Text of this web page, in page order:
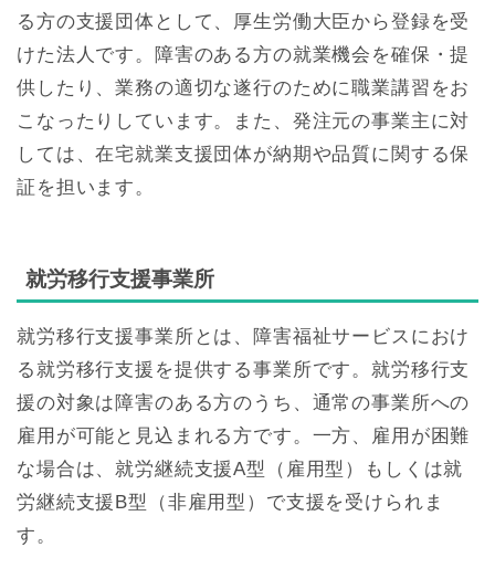
る方の支援団体として、厚生労働大臣から登録を受
けた法人です。障害のある方の就業機会を確保・提
供したり、業務の適切な遂行のために職業講習をお
こなったりしています。また、発注元の事業主に対
しては、在宅就業支援団体が納期や品質に関する保
証を担います。
就労移行支援事業所
就労移行支援事業所とは、障害福祉サービスにおけ
る就労移行支援を提供する事業所です。就労移行支
援の対象は障害のある方のうち、通常の事業所への
雇用が可能と見込まれる方です。一方、雇用が困難
な場合は、就労継続支援A型（雇用型）もしくは就
労継続支援B型（非雇用型）で支援を受けられま
す。